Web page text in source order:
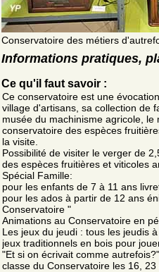
Conservatoire des métiers
Informations pratiques,
Ce qu'il faut savoir :
Ce conservatoire est une
village d'artisans, sa collection de
musée du machinisme agricole,
conservatoire des espèces
la visite.
Possibilité de visiter le verger de
des espèces fruitières et viticoles
Spécial Famille:
pour les enfants de 7 à 11 ans
pour les ados à partir de 12 ans
Conservatoire "
Animations au Conservatoire en
Les jeux du jeudi : tous les jeudis
jeux traditionnels en bois pour
"Et si on écrivait comme
classe du Conservatoire les 16,